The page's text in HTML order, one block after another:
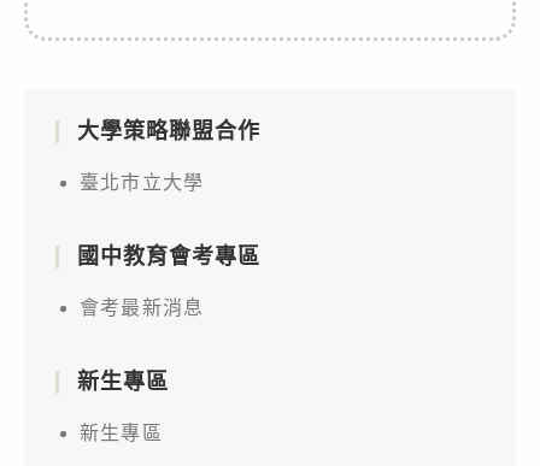
大學策略聯盟合作
臺北市立大學
國中教育會考專區
會考最新消息
新生專區
新生專區